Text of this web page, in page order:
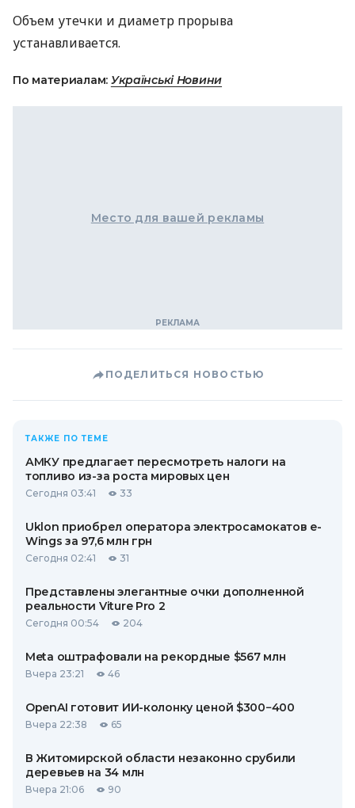
Объем утечки и диаметр прорыва
устанавливается.
По материалам: Українські Новини
Место для вашей рекламы
ПОДЕЛИТЬСЯ НОВОСТЬЮ
ТАКЖЕ ПО ТЕМЕ
АМКУ предлагает пересмотреть налоги на
топливо из-за роста мировых цен
Сегодня 03:41 33
Uklon приобрел оператора электросамокатов e-
Wings за 97,6 млн грн
Сегодня 02:41 31
Представлены элегантные очки дополненной
реальности Viture Pro 2
Сегодня 00:54 204
Meta оштрафовали на рекордные $567 млн
Вчера 23:21 46
OpenAI готовит ИИ-колонку ценой $300−400
Вчера 22:38 65
В Житомирской области незаконно срубили
деревьев на 34 млн
Вчера 21:06 90